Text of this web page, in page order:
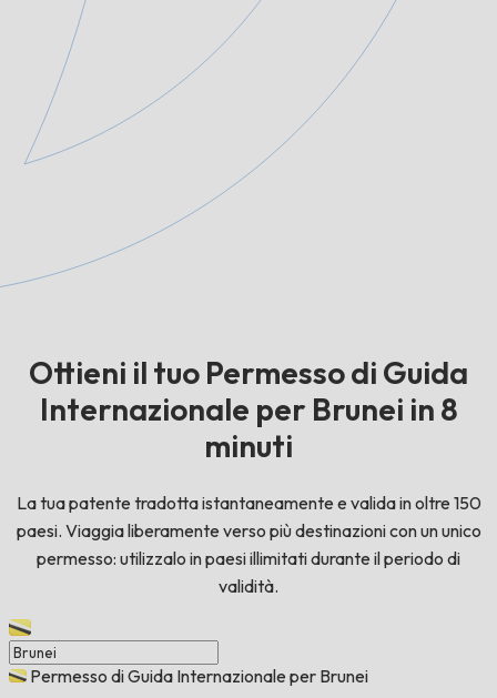
Ottieni il tuo Permesso di Guida
Internazionale per Brunei in 8
minuti
La tua patente tradotta istantaneamente e valida in oltre 150
paesi. Viaggia liberamente verso più destinazioni con un unico
permesso: utilizzalo in paesi illimitati durante il periodo di
validità.
Permesso di Guida Internazionale per Brunei